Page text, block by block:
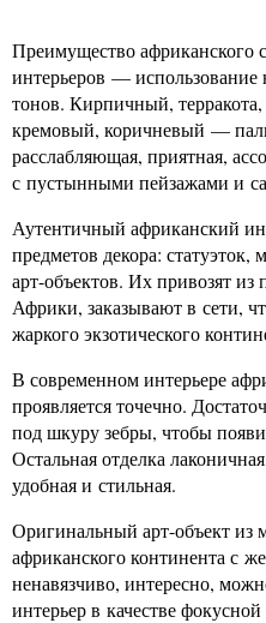
Преимущество африканского
интерьеров — использование
тонов. Кирпичный,
кремовый, коричневый —
расслабляющая, приятная,
с пустынными пейзажами и
Аутентичный африканский
предметов декора: статуэток,
арт-объектов. Их привозят из
Африки, заказывают в сети,
жаркого экзотического
В современном интерьере
проявляется точечно.
под шкуру зебры, чтобы
Остальная отделка
удобная и стильная.
Оригинальный арт-объект из
африканского континента с
ненавязчиво, интересно,
интерьер в качестве